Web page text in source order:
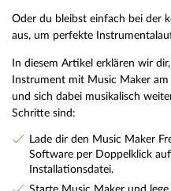
Oder du bleibst einfach bei der
aus, um perfekte
In diesem Artikel erklären wir
Instrument mit Music Maker am
und sich dabei musikalisch
Schritte sind:
Lade dir den Music Maker
Software per Doppelklick
Installationsdatei.